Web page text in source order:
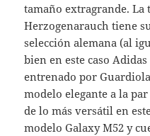
tamaño extragrande.
Herzogenarauch tiene
selección alemana (al
bien en este caso
entrenado por
modelo elegante a la
de lo más versátil en
modelo Galaxy M52 y